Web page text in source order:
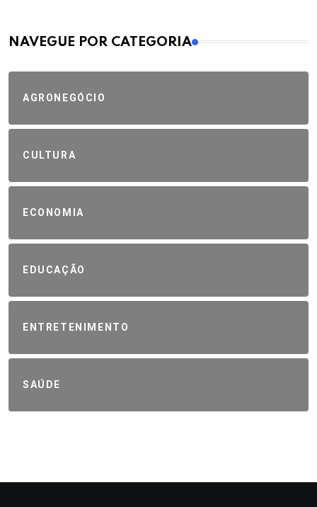
MAIS VISTOS
NAVEGUE POR CATEGORIA
AGRONEGÓCIO
CULTURA
ECONOMIA
EDUCAÇÃO
ENTRETENIMENTO
SAÚDE